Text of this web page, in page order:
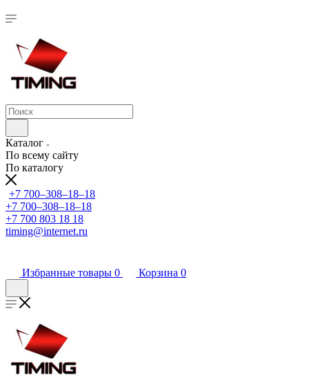
Каталог
По всему сайту
По каталогу
+7 700‒308‒18‒18
+7 700‒308‒18‒18
+7 700 803 18 18
timing@internet.ru
Избранные товары 0 Корзина 0